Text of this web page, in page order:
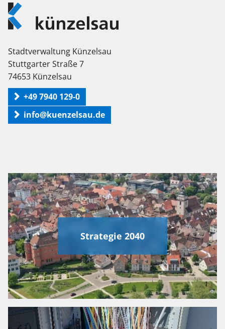
Logo
Künzelsau
Stadtverwaltung Künzelsau
Stuttgarter Straße 7
74653 Künzelsau
+49 7940 129-0
info@kuenzelsau.de
Strategie 2040